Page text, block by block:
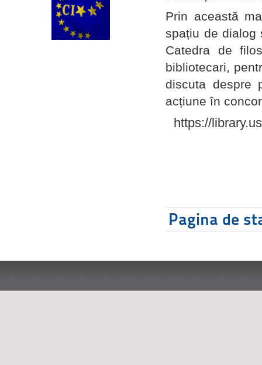
Prin această
spațiu de dialog
Catedra de
bibliotecari,
discuta despre
acțiune în
https://
Pagina de